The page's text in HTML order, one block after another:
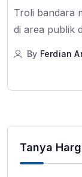
Troli bandara
di area publik
By Ferdian
Tanya